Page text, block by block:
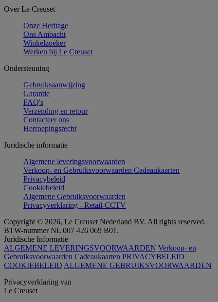
Over Le Creuset
Onze Heritage
Ons Ambacht
Winkelzoeker
Werken bij Le Creuset
Ondersteuning
Gebruiksaanwijzing
Garantie
FAQ's
Verzending en retour
Contacteer ons
Herroepingsrecht
Juridische informatie
Algemene leveringsvoorwaarden
Verkoop- en Gebruiksvoorwaarden Cadeaukaarten
Privacybeleid
Cookiebeleid
Algemene Gebruiksvoorwaarden
Privacyverklaring - Retail-CCTV
Copyright © 2026, Le Creuset Nederland BV. All rights reserved.
BTW-nummer NL 007 426 069 B01.
Juridische Informatie
ALGEMENE LEVERINGSVOORWAARDEN Verkoop- en
Gebruiksvoorwaarden Cadeaukaarten PRIVACYBELEID
COOKIEBELEID ALGEMENE GEBRUIKSVOORWAARDEN
Privacyverklaring van
Le Creuset